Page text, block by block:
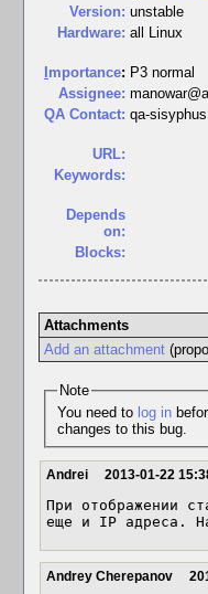
Version: unstable
Hardware: all Linux
mportance: P3 normal
Assignee:
QA Contact: qa-sisyphus
URL:
Keywords:
Depends
on:
Blocks:
Attachments
Add an attachment
Note
You need to log inbefore you can comment on or make
changes to this bug.
Andrei 2013-01-22
При отображении
еще и IP адреса.
Andrey Cherepanov